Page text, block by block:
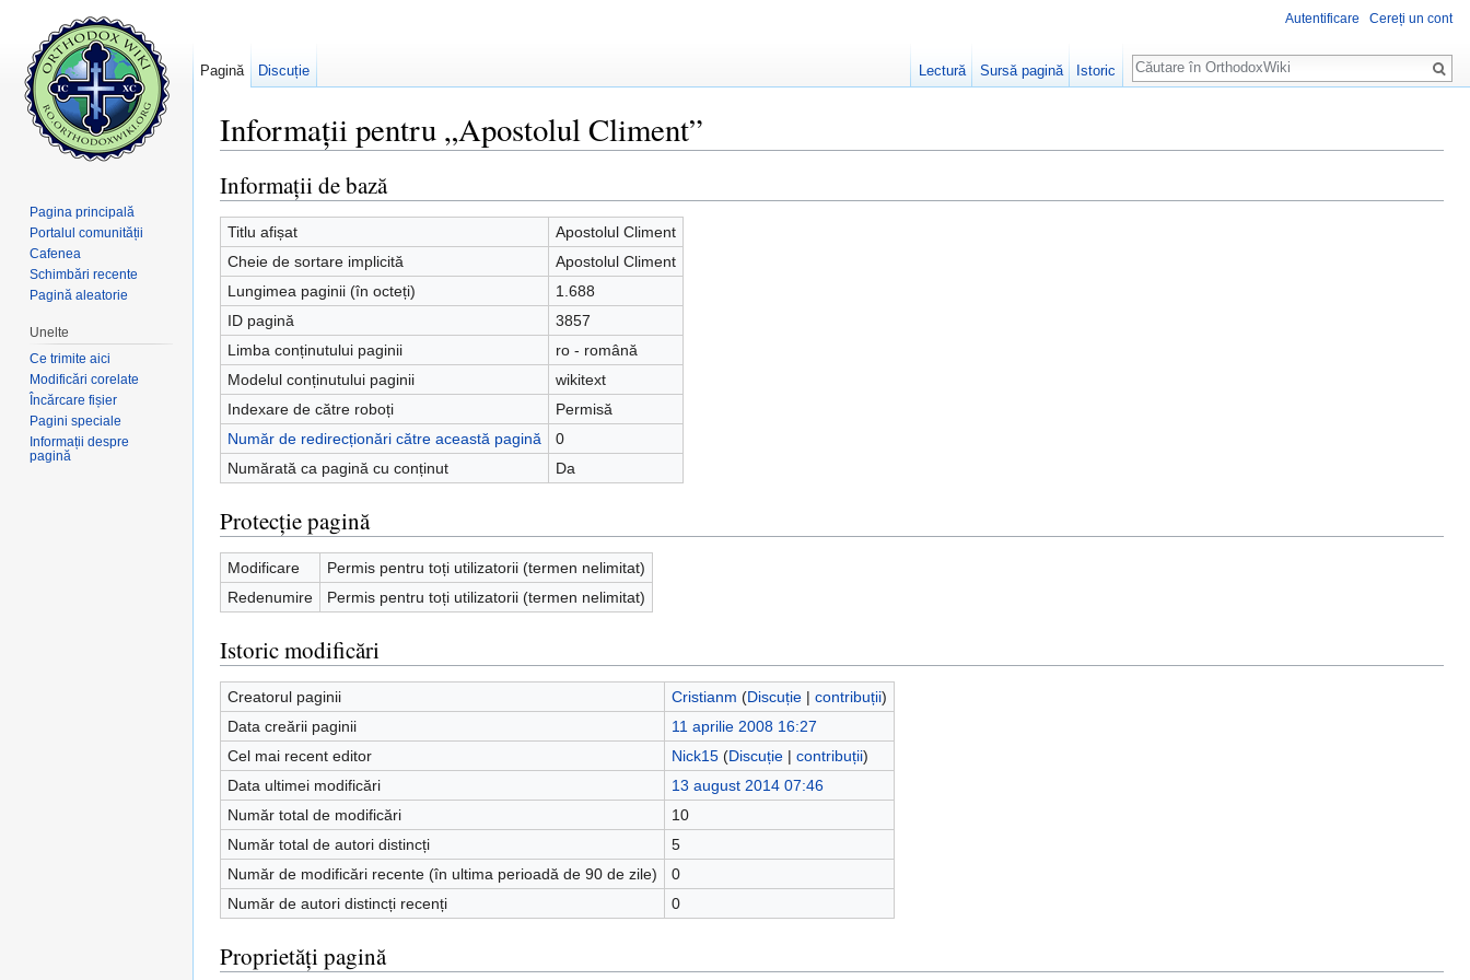
Informații pentru „Apostolul Climent”
Informații de bază
Titlu afișat
Apostolul Climent
Cheie de sortare implicită
Apostolul Climent
Lungimea paginii (în octeți)
1.688
ID pagină
3857
Limba conținutului paginii
ro - română
Modelul conținutului paginii
wikitext
Indexare de către roboți
Permisă
Număr de redirecționări către această pagină
0
Numărată ca pagină cu conținut
Da
Protecție pagină
Modificare
Permis pentru toți utilizatorii (termen nelimitat)
Redenumire
Permis pentru toți utilizatorii (termen nelimitat)
Istoric modificări
Creatorul paginii Cristianm (Discuție| contribuții)
Data creării paginii
11 aprilie 2008 16:27
Cel mai recent editor
Nick15 (Discuție| contribuții)
Data ultimei modificări
13 august 2014 07:46
Număr total de modificări
10
Număr total de autori distincți
5
Număr de modificări recente (în ultima perioadă de 90 de zile)
0
Număr de autori distincți recenți
0
Proprietăți pagină
Autentificare Cereți un cont
Pagină Discuție Lectură Sursă pagină Istoric
Căutare
Pagina principală
Portalul comunității
Cafenea
Schimbări recente
Pagină aleatorie
Unelte
Ce trimite aici
Modificări corelate
Încărcare fișier
Pagini speciale
Informații despre
pagină